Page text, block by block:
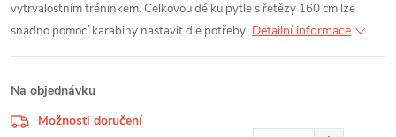
vytrvalostním tréninkem. Celkovou délku pytle s řetězy 160 cm lze
snadno pomocí karabiny nastavit dle potřeby. Detailní informace
Na objednávku
Možnosti doručení